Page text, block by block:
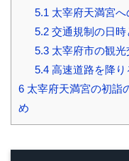
5.1 太宰府天満宮
5.2交通規制の日時
5.3太宰府市の観光
5.4高速道路を降
6 太宰府天満宮の初詣
め